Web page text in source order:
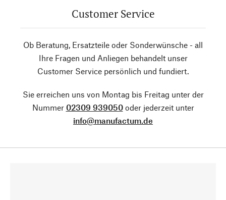
Customer Service
Ob Beratung, Ersatzteile oder Sonderwünsche - all
Ihre Fragen und Anliegen behandelt unser
Customer Service persönlich und fundiert.
Sie erreichen uns von Montag bis Freitag unter der
Nummer 02309 939050oder jederzeit unter
info@manufactum.de